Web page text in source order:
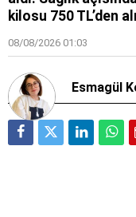
kilosu 750 TL’den
08/08/2026 01:03
Esmagül